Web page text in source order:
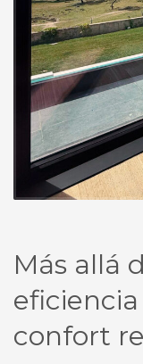
Más allá
confort